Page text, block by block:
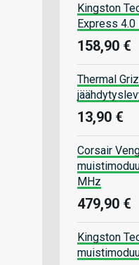
Kingston
Express 4.0
158,90 €
Thermal
13,90 €
Corsair
MHz
479,90 €
Kingston